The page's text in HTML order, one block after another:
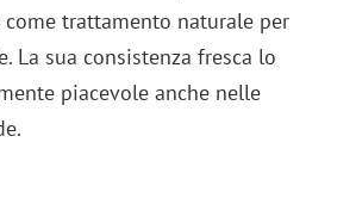
trattamento naturale per
La sua consistenza fresca lo
piacevole anche nelle